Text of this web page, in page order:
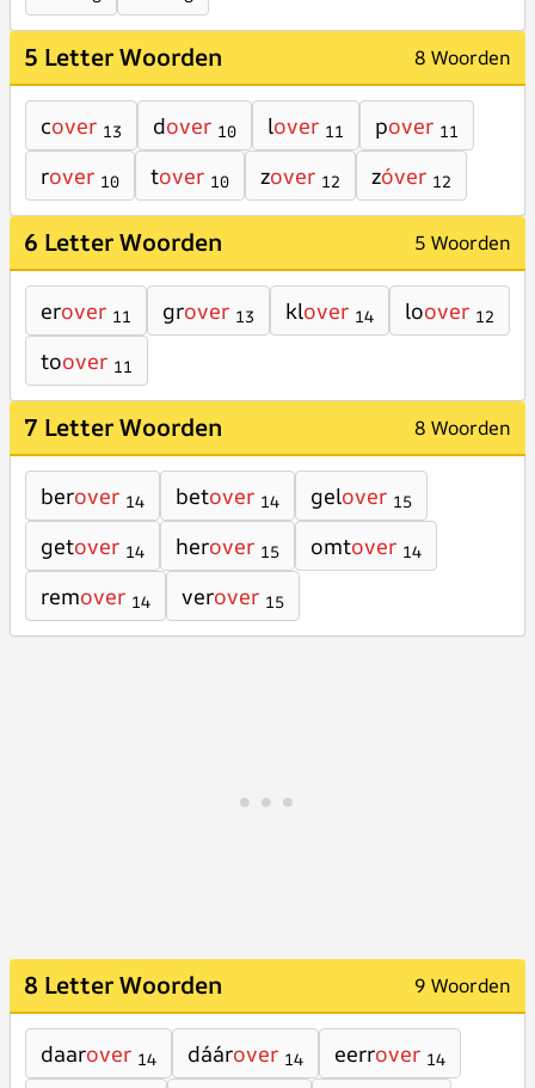
5 Letter Woorden 8 Woorden
cover 13 dover 10 lover 11 pover 11
rover 10 tover 10 zover 12 zóver 12
6 Letter Woorden 5 Woorden
erover 11 grover 13 klover 14 loover 12
toover 11
7 Letter Woorden 8 Woorden
berover 14 betover 14 gelover 15
getover 14 herover 15 omtover 14
remover 14 verover 15
8 Letter Woorden 9 Woorden
daarover 14 dáárover 14 eerrover 14